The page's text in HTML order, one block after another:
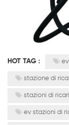
HOT TAG :
stazione di
stazioni di
ev stazioni di